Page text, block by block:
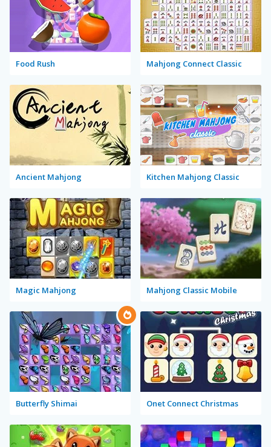
Food Rush Mahjong Connect Classic
Ancient Mahjong Kitchen Mahjong Classic
Magic Mahjong Mahjong Classic Mobile
Butterfly Shimai Onet Connect Christmas